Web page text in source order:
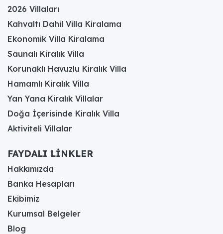
2026 Villaları
Kahvaltı Dahil Villa Kiralama
Ekonomik Villa Kiralama
Saunalı Kiralık Villa
Korunaklı Havuzlu Kiralık Villa
Hamamlı Kiralık Villa
Yan Yana Kiralık Villalar
Doğa İçerisinde Kiralık Villa
Aktiviteli Villalar
FAYDALI LİNKLER
Hakkımızda
Banka Hesapları
Ekibimiz
Kurumsal Belgeler
Blog